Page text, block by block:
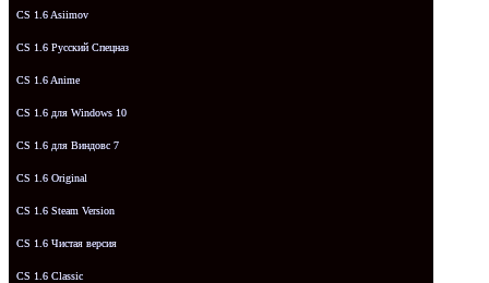
CS 1.6 Asiimov
CS 1.6 Русский Спецназ
CS 1.6 Anime
CS 1.6 для Windows 10
CS 1.6 для Виндовс 7
CS 1.6 Original
CS 1.6 Steam Version
CS 1.6 Чистая версия
CS 1.6 Classic